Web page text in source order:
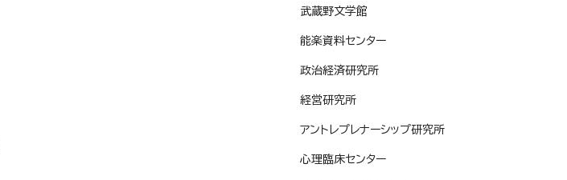
武蔵野文学館
能楽資料センター
政治経済研究所
経営研究所
アントレプレナーシップ研究所
心理臨床センター